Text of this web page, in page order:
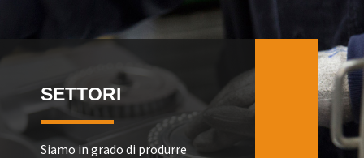
SETTORI
Siamo in grado di produrre